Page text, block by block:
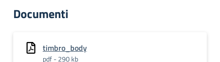
Documenti
timbro_body
pdf - 290 kb